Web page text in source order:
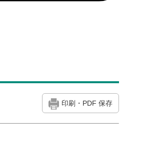
印刷・PDF 保存